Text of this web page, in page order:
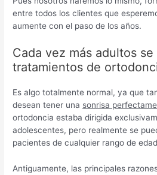
entre todos los clientes que
aumente con el paso de los años.
Cada vez más adultos
tratamientos de
Es algo totalmente normal, ya que
desean tener una sonrisa
ortodoncia estaba dirigida
adolescentes, pero realmente se
pacientes de cualquier rango de
Antiguamente, las principales